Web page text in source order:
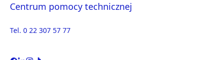
Centrum pomocy technicznej
Tel. 0 22 307 57 77